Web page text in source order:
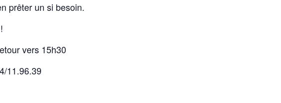
prêter un si besoin.
vers 15h30
11.96.39